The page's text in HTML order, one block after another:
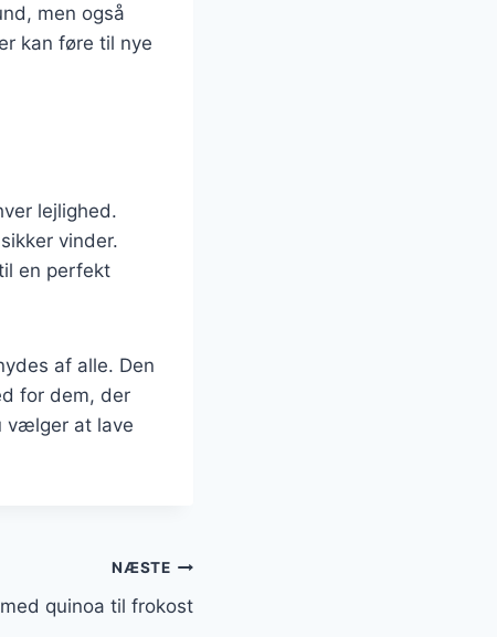
men også
kan føre til nye
lejlighed.
vinder.
en perfekt
af alle. Den
for dem, der
vælger at lave
NÆSTE
quinoa til frokost